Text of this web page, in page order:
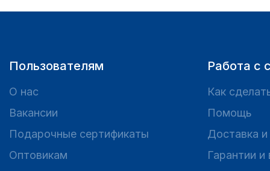
Пользователям
О нас
Вакансии
Подарочные сертификаты
Оптовикам
Работа с
Как
Помощь
Доставка и
Гарантии и